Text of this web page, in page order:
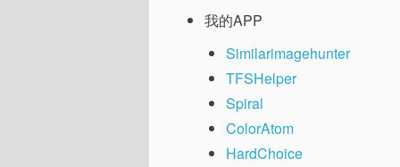
我的APP
Similarimagehunter
TFSHelper
Spiral
ColorAtom
HardChoice